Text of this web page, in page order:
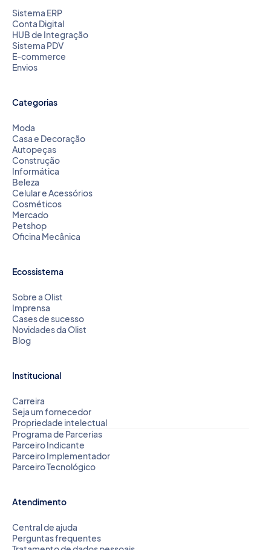
Sistema ERP
Conta Digital
HUB de Integração
Sistema PDV
E-commerce
Envios
Categorias
Moda
Casa e Decoração
Autopeças
Construção
Informática
Beleza
Celular e Acessórios
Cosméticos
Mercado
Petshop
Oficina Mecânica
Ecossistema
Sobre a Olist
Imprensa
Cases de sucesso
Novidades da Olist
Blog
Institucional
Carreira
Seja um fornecedor
Propriedade intelectual
Programa de Parcerias
Parceiro Indicante
Parceiro Implementador
Parceiro Tecnológico
Atendimento
Central de ajuda
Perguntas frequentes